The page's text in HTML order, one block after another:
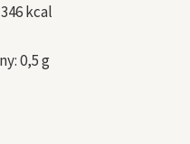
kcal
0,5 g